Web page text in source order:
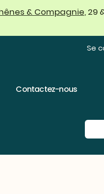
Se
Contactez-nous
& Compagnie, 29